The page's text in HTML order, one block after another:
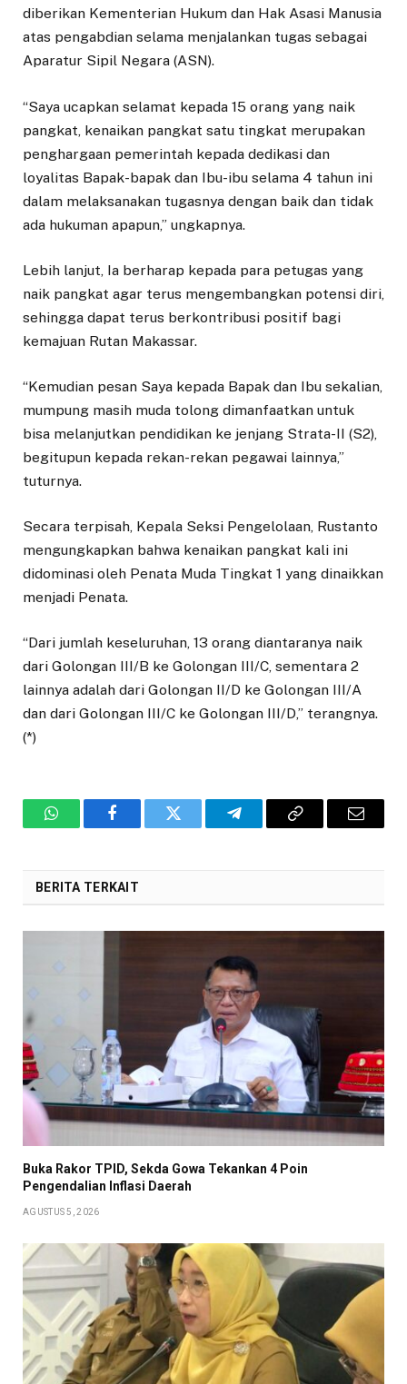
diberikan Kementerian Hukum dan Hak Asasi Manusia
atas pengabdian selama menjalankan tugas sebagai
Aparatur Sipil Negara (ASN).
“Saya ucapkan selamat kepada 15 orang yang naik
pangkat, kenaikan pangkat satu tingkat merupakan
penghargaan pemerintah kepada dedikasi dan
loyalitas Bapak-bapak dan Ibu-ibu selama 4 tahun ini
dalam melaksanakan tugasnya dengan baik dan tidak
ada hukuman apapun,” ungkapnya.
Lebih lanjut, Ia berharap kepada para petugas yang
naik pangkat agar terus mengembangkan potensi diri,
sehingga dapat terus berkontribusi positif bagi
kemajuan Rutan Makassar.
“Kemudian pesan Saya kepada Bapak dan Ibu sekalian,
mumpung masih muda tolong dimanfaatkan untuk
bisa melanjutkan pendidikan ke jenjang Strata-II (S2),
begitupun kepada rekan-rekan pegawai lainnya,”
tuturnya.
Secara terpisah, Kepala Seksi Pengelolaan, Rustanto
mengungkapkan bahwa kenaikan pangkat kali ini
didominasi oleh Penata Muda Tingkat 1 yang dinaikkan
menjadi Penata.
“Dari jumlah keseluruhan, 13 orang diantaranya naik
dari Golongan III/B ke Golongan III/C, sementara 2
lainnya adalah dari Golongan II/D ke Golongan III/A
dan dari Golongan III/C ke Golongan III/D,” terangnya.
(*)
WhatsAppFacebookTwitter TelegramCopy
Email
BERITA TERKAIT
Buka Rakor TPID, Sekda Gowa Tekankan 4 Poin
Pengendalian Inflasi Daerah
AGUSTUS 5, 2026